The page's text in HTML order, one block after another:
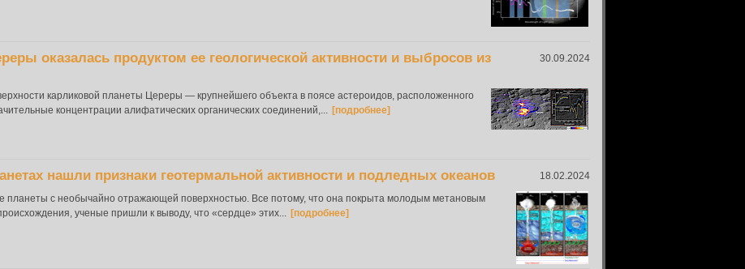
30.09.2024
оказалась продуктом ее геологической активности и выбросов из
карликовой планеты Цереры — крупнейшего объекта в поясе астероидов, расположенного
концентрации алифатических органических соединений,... [подробнее]
18.02.2024
нашли признаки геотермальной активности и подледных океанов
планеты с необычайно отражающей поверхностью. Все потому, что она покрыта молодым метановым
ученые пришли к выводу, что «сердце» этих... [подробнее]